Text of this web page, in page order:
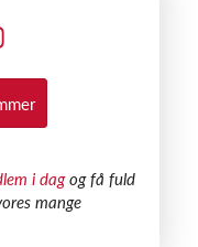
i dagog få fuld
mange